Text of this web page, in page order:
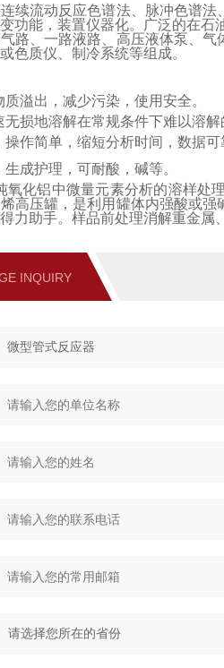
续流动反应色谱法、脉冲色谱法
功能，装置仪器化。广泛的在石
路、一路液路、高压液体泵、
色质仪、制冷系统等组成。
溢出，减少污染，使用安全。
损地溶解在常规条件下难以溶解
作简单，缩短分析时间，数据可
成护理，可耐酸，碱等。
氧化铝中微量元素分析的溶样处
高压罐，是利用罐体内强酸或
力助手。样品前处理消解重金属
INQUIRY